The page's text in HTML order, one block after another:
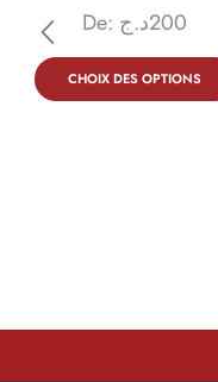
De: 200د.ج
CHOIX DES OPTIONS